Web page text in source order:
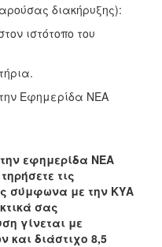
διακήρυξης):
ιστότοπο του
Εφημερίδα ΝΕΑ
εφημερίδα ΝΕΑ
τις
σύμφωνα με την ΚΥΑ
σας
γίνεται με
και διάστιχο 8,5